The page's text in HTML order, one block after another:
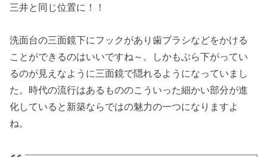
三井と同じ位置に！！
洗面台の三面鏡下にフックがあり歯ブラシなどをかける
ことができるのはいいですね～。しかもぶら下がってい
るのが見えなように三面鏡で隠れるようになっていまし
た。時代の流行はあるもののこういった細かい部分が進
化していると新築ならではの魅力の一つになりますよ
ね。